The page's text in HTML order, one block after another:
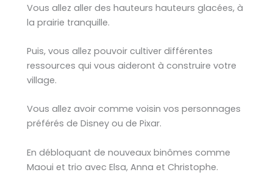
Vous allez aller des hauteurs hauteurs glacées, à
la prairie tranquille.
Puis, vous allez pouvoir cultiver différentes
ressources qui vous aideront à construire votre
village.
Vous allez avoir comme voisin vos personnages
préférés de Disney ou de Pixar.
En débloquant de nouveaux binômes comme
Maoui et trio avec Elsa, Anna et Christophe.